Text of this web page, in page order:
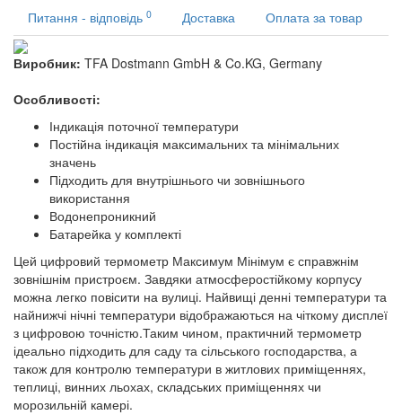
Питання - відповідь 0 Доставка Оплата за товар
Виробник: TFA Dostmann GmbH & Co.KG, Germany
Особливості:
Індикація поточної температури
Постійна індикація максимальних та мінімальних
значень
Підходить для внутрішнього чи зовнішнього
використання
Водонепроникний
Батарейка у комплекті
Цей цифровий термометр Максимум Мінімум є справжнім
зовнішнім пристроєм. Завдяки атмосферостійкому корпусу
можна легко повісити на вулиці. Найвищі денні температури та
найнижчі нічні температури відображаються на чіткому дисплеї
з цифровою точністю.Таким чином, практичний термометр
ідеально підходить для саду та сільського господарства, а
також для контролю температури в житлових приміщеннях,
теплиці, винних льохах, складських приміщеннях чи
морозильній камері.